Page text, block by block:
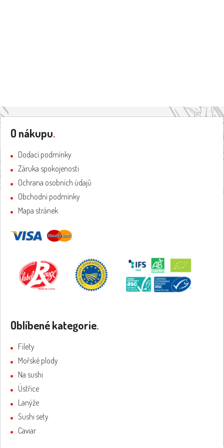
Z
a
t
í
O nákupu.
Dodací podmínky
Záruka spokojenosti
Ochrana osobních údajů
Obchodní podmínky
Mapa stránek
Oblíbené kategorie.
Filety
Mořské plody
Na sushi
Ústřice
Lanýže
Sushi sety
Caviar